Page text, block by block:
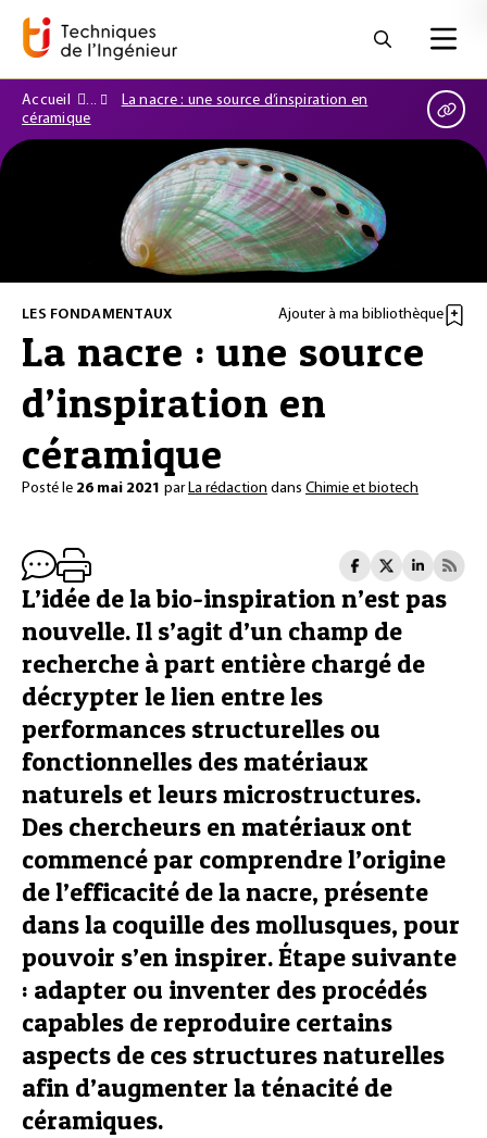
Accueil
La nacre : une source d’inspiration en
céramique
LES FONDAMENTAUX Ajouter à ma bibliothèque
La nacre : une source
d’inspiration en
céramique
Posté le 26 mai 2021 parLa rédaction dans Chimie et biotech
L’idée de la bio-inspiration n’est pas
nouvelle. Il s’agit d’un champ de
recherche à part entière chargé de
décrypter le lien entre les
performances structurelles ou
fonctionnelles des matériaux
naturels et leurs microstructures.
Des chercheurs en matériaux ont
commencé par comprendre l’origine
de l’efficacité de la nacre, présente
dans la coquille des mollusques, pour
pouvoir s’en inspirer. Étape suivante
: adapter ou inventer des procédés
capables de reproduire certains
aspects de ces structures naturelles
afin d’augmenter la ténacité de
céramiques.